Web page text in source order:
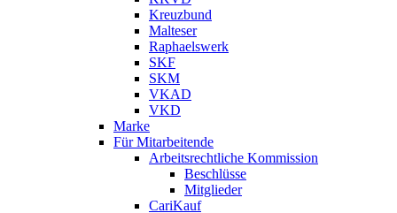
Kreuzbund
Malteser
Raphaelswerk
SKF
SKM
VKAD
VKD
Marke
Für Mitarbeitende
Arbeitsrechtliche Kommission
Beschlüsse
Mitglieder
CariKauf